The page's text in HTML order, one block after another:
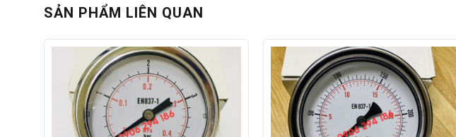
SẢN PHẨM LIÊN QUAN